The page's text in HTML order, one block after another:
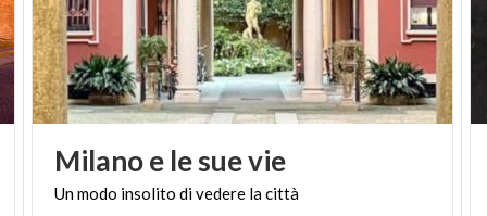
Milanoe lesuevie
Unmodo insolito divedere lacittà